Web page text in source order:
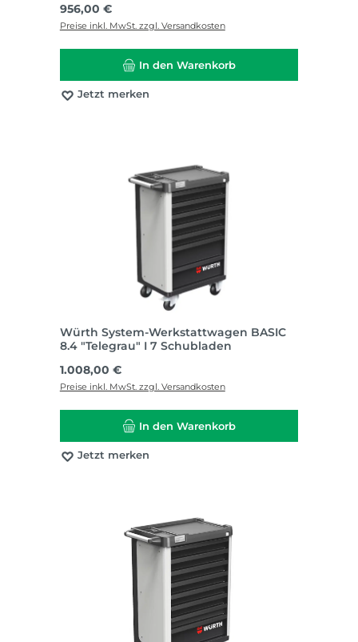
Regulärer Preis:
956,00 €
Preise inkl. MwSt. zzgl. Versandkosten
In den Warenkorb
Jetzt merken
Würth System-Werkstattwagen BASIC
8.4 "Telegrau" I 7 Schubladen
Regulärer Preis:
1.008,00 €
Preise inkl. MwSt. zzgl. Versandkosten
In den Warenkorb
Jetzt merken